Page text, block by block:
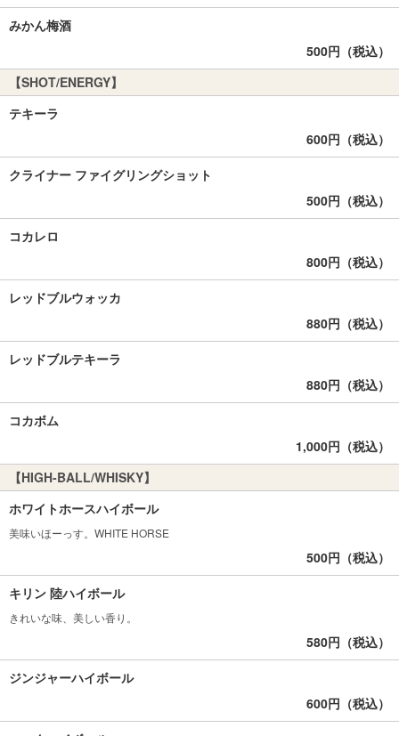
みかん梅酒
500円（税込）
【SHOT/ENERGY】
テキーラ
600円（税込）
クライナー ファイグリングショット
500円（税込）
コカレロ
800円（税込）
レッドブルウォッカ
880円（税込）
レッドブルテキーラ
880円（税込）
コカボム
1,000円（税込）
【HIGH-BALL/WHISKY】
ホワイトホースハイボール
美味いほーっす。WHITE HORSE
500円（税込）
キリン 陸ハイボール
きれいな味、美しい香り。
580円（税込）
ジンジャーハイボール
600円（税込）